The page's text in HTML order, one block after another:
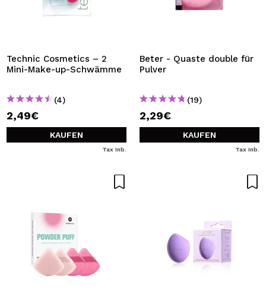
Technic Cosmetics – 2
Mini-Make-up-Schwämme
(4)
2,49€
KAUFEN
Tax Inb.
Beter - Quaste double für
Pulver
(19)
2,29€
KAUFEN
Tax Inb.